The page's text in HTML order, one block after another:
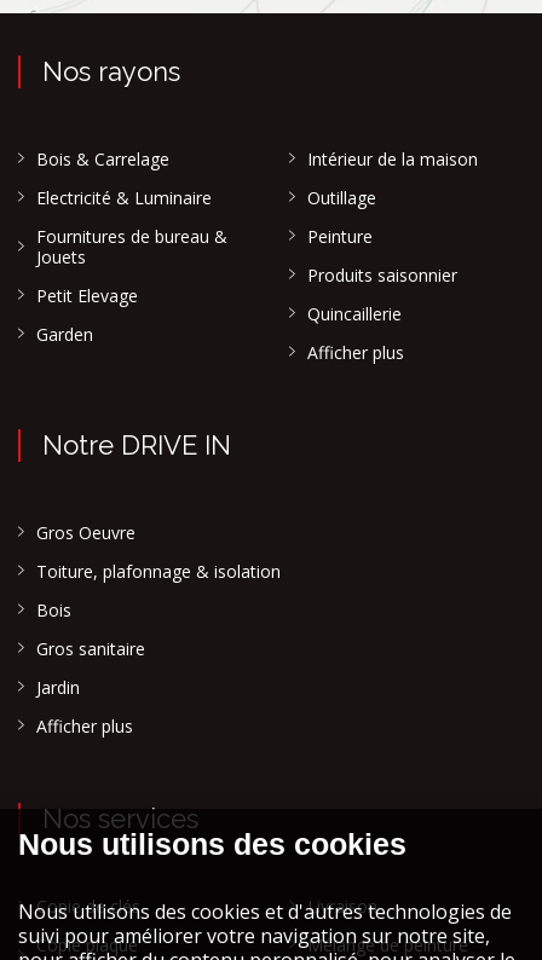
Nos rayons
Bois & Carrelage
Electricité & Luminaire
Fournitures de bureau &
Jouets
Petit Elevage
Garden
Intérieur de la maison
Outillage
Peinture
Produits saisonnier
Quincaillerie
Afficher plus
Notre DRIVE IN
Gros Oeuvre
Toiture, plafonnage & isolation
Bois
Gros sanitaire
Jardin
Afficher plus
Nos services
Copie de clés
Copie plaque
Livraison
Mélange de peinture